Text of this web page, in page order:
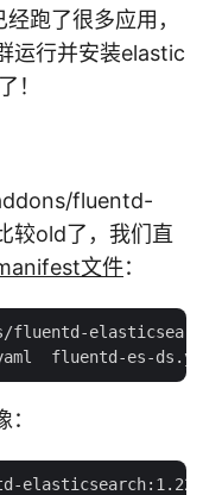
跑了很多应用，
运行并安装elastic
！
fluentd-
较old了，我们直
文件：
fluentd-
elasticsearch:1.22